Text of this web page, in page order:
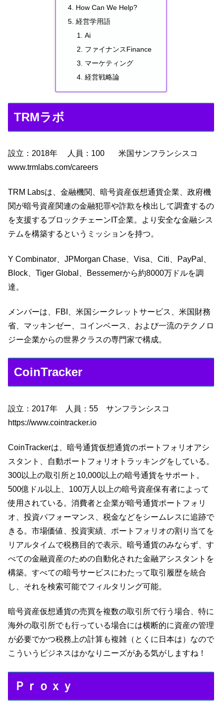
How Can We Help?
経営学用語
Ai
ファイナンスFinance
マーケティング
経営戦略論
TRMラボ
設立：2018年 人員：100 米国サンフランシスコ
www.trmlabs.com/careers
TRM Labsは、金融機関、暗号資産仮想通貨企業、政府機
関が暗号資産関連の金融犯罪や詐欺を検出して調査するの
を支援するブロックチェーンIT企業。より安全な金融シス
テムを構築するというミッションを持つ。
Y Combinator、JPMorgan Chase、Visa、Citi、PayPal、
Block、Tiger Global、Bessemerから約8000万ドルを調
達。
メンバーは、FBI、米国シークレットサービス、米国財務
省、マッキンゼー、コインベース、および一流のテクノロ
ジー企業からの世界クラスの専門家で構成。
CoinTracker
設立：2017年 人員：55 サンフランシスコ
https://www.cointracker.io
CoinTrackerは、暗号通貨仮想通貨のポートフォリオアシ
スタント、自動ポートフォリオトラッキングをしている。
300以上の取引所と10,000以上の暗号通貨をサポート。
500億ドル以上、100万人以上の暗号資産保有者によって
使用されている。消費者と企業が暗号通貨ポートフォリ
オ、投資パフォーマンス、税金などをシームレスに追跡で
きる。市場価値、投資実績、ポートフォリオの割り当てを
リアルタイムで税務目的で表示。暗号通貨のみならず、す
べての金融資産のための自動化された金融アシスタントを
構築。すべての暗号サービスにわたって取引履歴を統合
し、それを検索可能でフィルタリング可能。
暗号資産仮想通貨の売買を複数の取引所で行う場合、特に
海外の取引所でも行っている場合には横断的に資産の管理
が必要でかつ税務上の計算も複雑（とくに日本は）なので
こういうビジネスはかなりニーズがある気がしますね！
Ｐｒｏｘｙ